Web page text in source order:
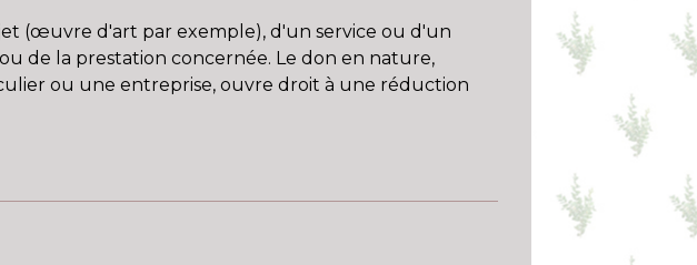
(œuvre d'art par exemple), d'un service ou d'un
de la prestation concernée. Le don en nature,
ou une entreprise, ouvre droit à une réduction